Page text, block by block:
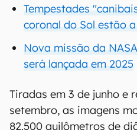
Tempestades
coronal do Sol estão
Nova missão da
será lançada em 2025
Tiradas em 3 de junho e
setembro, as imagens
82.500 quilômetros de